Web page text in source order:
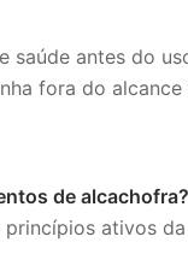
antes do
fora do
de alcachofra?
ativos